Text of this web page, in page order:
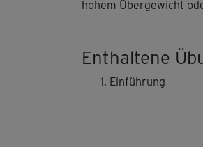
hohem Übergewicht
Enthaltene
Einführung